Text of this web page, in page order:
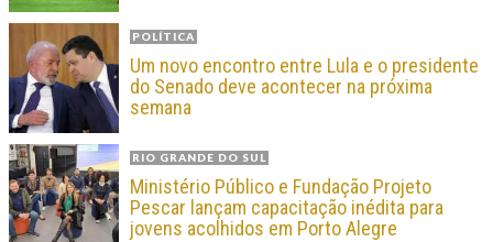
POLÍTICA
Um novo encontro entre Lula e o presidente
do Senado deve acontecer na próxima
semana
RIO GRANDE DO SUL
Ministério Público e Fundação Projeto
Pescar lançam capacitação inédita para
jovens acolhidos em Porto Alegre